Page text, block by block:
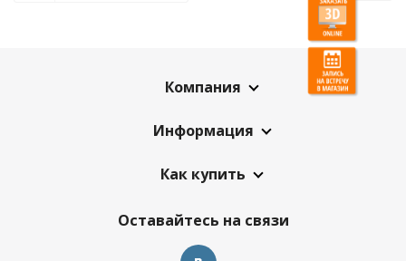
Компания
Информация
Как купить
Оставайтесь на связи